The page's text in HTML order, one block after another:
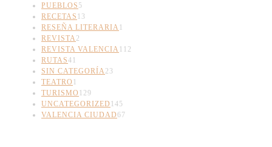
PUEBLOS 5
RECETAS 13
RESEÑA LITERARIA1
REVISTA2
REVISTA VALENCIA112
RUTAS41
SIN CATEGORÍA23
TEATRO 1
TURISMO 129
UNCATEGORIZED 145
VALENCIA CIUDAD67